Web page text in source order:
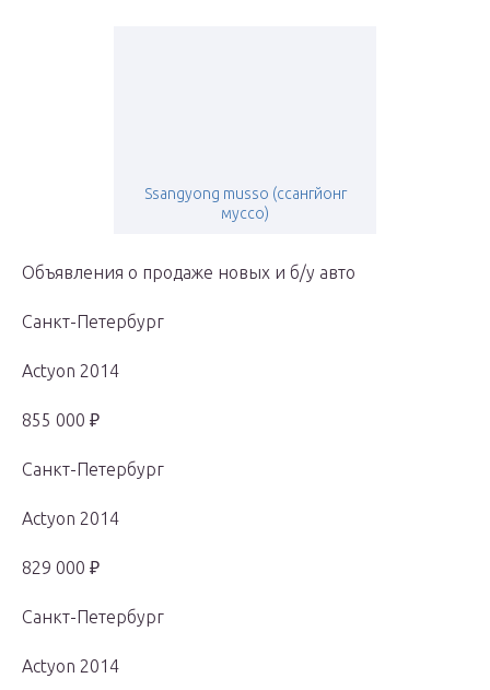
Ssangyong musso (ссангйонг
муссо)
Объявления о продаже новых и б/у авто
Санкт-Петербург
Actyon 2014
855 000 ₽
Санкт-Петербург
Actyon 2014
829 000 ₽
Санкт-Петербург
Actyon 2014